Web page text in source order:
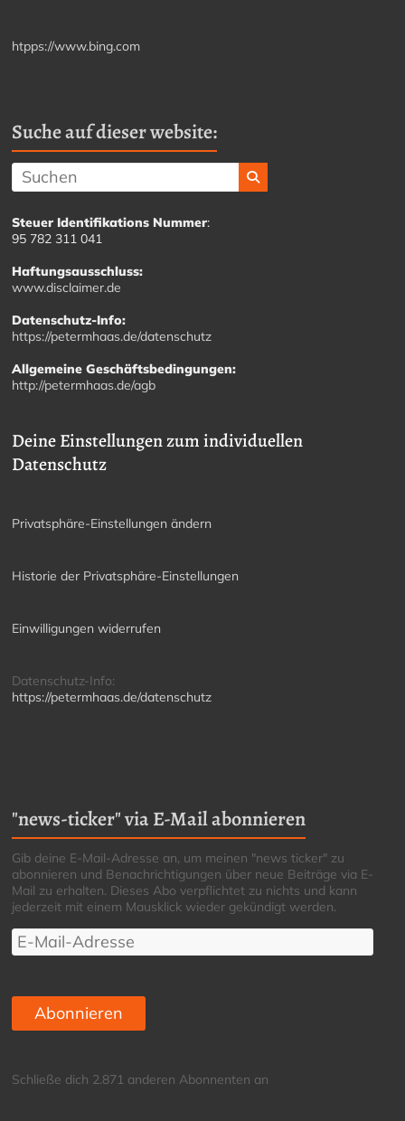
htpps://www.bing.com
Suche auf dieser website:
Steuer Identifikations Nummer:
95 782 311 041
Haftungsausschluss:
www.disclaimer.de
Datenschutz-Info:
https://petermhaas.de/datenschutz
Allgemeine Geschäftsbedingungen:
http://petermhaas.de/agb
Deine Einstellungen zum individuellen
Datenschutz
Privatsphäre-Einstellungen ändern
Historie der Privatsphäre-Einstellungen
Einwilligungen widerrufen
Datenschutz-Info:
https://petermhaas.de/datenschutz
"news-ticker" via E-Mail abonnieren
Gib deine E-Mail-Adresse an, um meinen "news ticker" zu
abonnieren und Benachrichtigungen über neue Beiträge via E-
Mail zu erhalten. Dieses Abo verpflichtet zu nichts und kann
jederzeit mit einem Mausklick wieder gekündigt werden.
E-
Mail-
Abonnieren
Schließe dich 2.871 anderen Abonnenten an